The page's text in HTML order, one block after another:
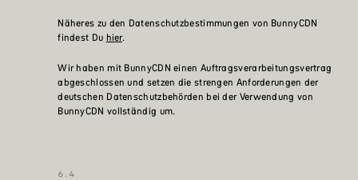
Näheres zu den Datenschutzbestimmungen von BunnyCDN
findest Du hier.
Wir haben mit BunnyCDN einen Auftragsverarbeitungsvertrag
abgeschlossen und setzen die strengen Anforderungen der
deutschen Datenschutzbehörden bei der Verwendung von
BunnyCDN vollständig um.